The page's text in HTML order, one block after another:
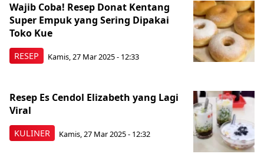
RESEP
Wajib Coba! Resep Donat Kentang
Super Empuk yang Sering Dipakai
Toko Kue
Kamis, 27 Mar 2025 - 12:33
KULINER
Resep Es Cendol Elizabeth yang Lagi
Viral
Kamis, 27 Mar 2025 - 12:32